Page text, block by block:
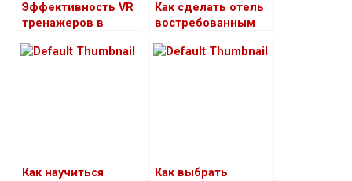
Эффективность VR
тренажеров в
труда: Сравнение с
Как сделать отель
востребованным
Как научиться
Как выбрать